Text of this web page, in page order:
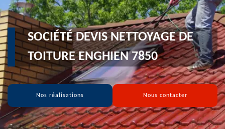
SOCIÉTÉ DEVIS NETTOYAGE DE
TOITURE ENGHIEN 7850
Nos réalisations Nous contacter